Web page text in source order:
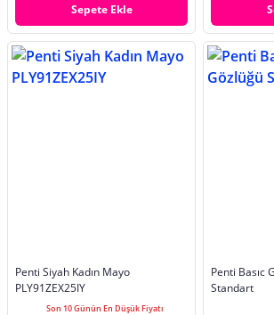
Sepete Ekle
Penti Siyah Kadın Mayo
PLY91ZEX25IY
Son 10 Günün En Düşük Fiyatı
Penti Basıc
Standart